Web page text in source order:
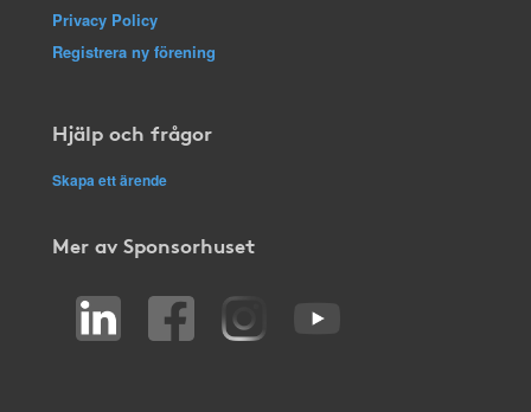
Privacy Policy
Registrera ny förening
Hjälp och frågor
Skapa ett ärende
Mer av Sponsorhuset